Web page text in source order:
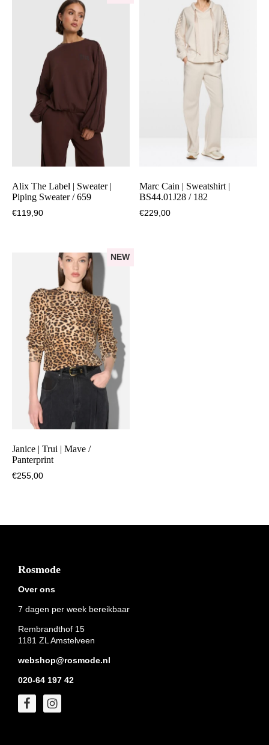
Alix The Label | Sweater |
Piping Sweater / 659
€119,90
Marc Cain | Sweatshirt |
BS44.01J28 / 182
€229,00
NEW
Janice | Trui | Mave /
Panterprint
€255,00
Footer
Rosmode
Over ons
7 dagen per week bereikbaar
Rembrandthof 15
1181 ZL Amstelveen
webshop@rosmode.nl
020-64 197 42